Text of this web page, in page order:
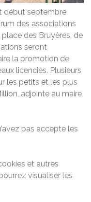
début septembre
des associations
des Bruyères, de
seront
la promotion de
licenciés. Plusieurs
les petits et les plus
adjointe au maire
pas accepté les
et autres
visualiser les